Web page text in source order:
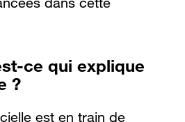
ce qui explique
?
est en train de